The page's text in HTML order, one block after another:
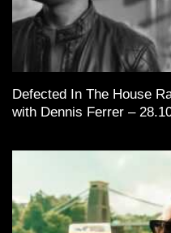
Defected In The House
with Dennis Ferrer –